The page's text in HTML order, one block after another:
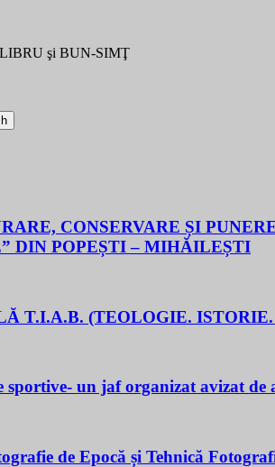
şi BUN-SIMŢ
CONSERVARE ȘI
DIN POPEȘTI – MIHĂILEȘTI
T.I.A.B. (TEOLOGIE.
un jaf organizat avizat de
de Epocă și Tehnică